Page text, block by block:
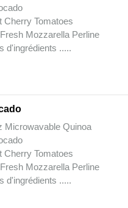
Cherry Tomatoes
Mozzarella Perline
d'ingrédients .....
Microwavable Quinoa
Cherry Tomatoes
Mozzarella Perline
d'ingrédients .....